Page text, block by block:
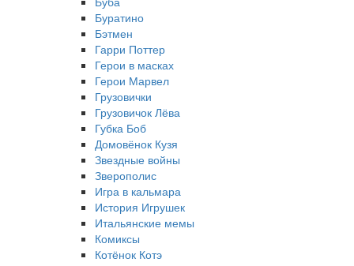
Буратино
Бэтмен
Гарри Поттер
Герои в масках
Герои Марвел
Грузовички
Грузовичок Лёва
Губка Боб
Домовёнок Кузя
Звездные войны
Зверополис
Игра в кальмара
История Игрушек
Итальянские мемы
Комиксы
Котёнок Котэ